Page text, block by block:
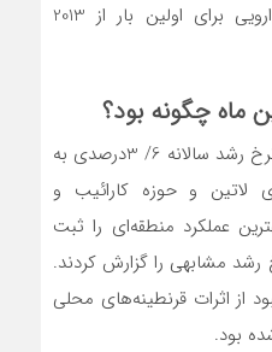
است که تولید محصولات دارویی برای اولین بار از 2013
ماه چگونه بود؟
تولید جهانی در ژوئن 2022 با نرخ رشد سالانه 6/ 3درصدی به
لاتین و حوزه کارائیب و
عملکرد منطقه‌‌‌ای را ثبت
رشد مشابهی را گزارش کردند.
از اثرات قرنطینه‌‌‌های محلی
بود.